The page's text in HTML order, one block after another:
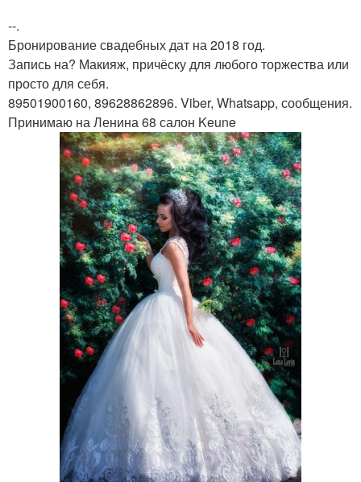
--.
Бронирование свадебных дат на 2018 год.
Запись на? Макияж, причёску для любого торжества или
просто для себя.
89501900160, 89628862896. Viber, Whatsapp, сообщения.
Принимаю на Ленина 68 салон Keune